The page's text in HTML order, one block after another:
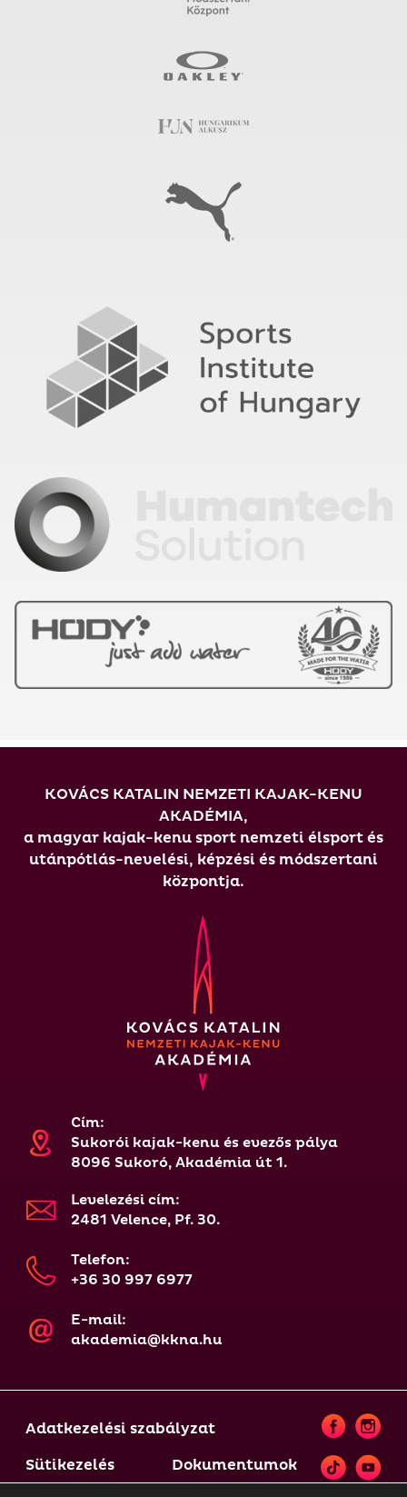
KOVÁCS KATALIN NEMZETI KAJAK-KENU
AKADÉMIA,
a magyar kajak-kenu sport nemzeti élsport és
utánpótlás-nevelési, képzési és módszertani
központja.
Cím:
Sukorói kajak-kenu és evezős pálya
8096 Sukoró, Akadémia út 1.
Levelezési cím:
2481 Velence, Pf. 30.
Telefon:
+36 30 997 6977
E-mail:
akademia@kkna.hu
Adatkezelési szabályzat
Sütikezelés
Dokumentumok